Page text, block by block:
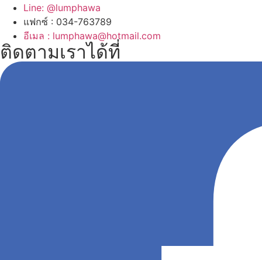
Line: @lumphawa
แฟกซ์ : 034-763789
อีเมล : lumphawa@hotmail.com
ติดตามเราได้ที่